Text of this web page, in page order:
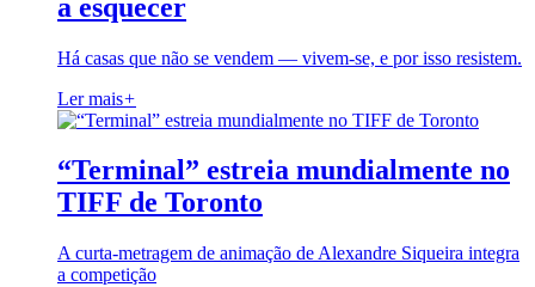
a esquecer
Há casas que não se vendem — vivem-se, e por isso resistem.
Ler mais+
“Terminal” estreia mundialmente no
TIFF de Toronto
A curta-metragem de animação de Alexandre Siqueira integra
a competição